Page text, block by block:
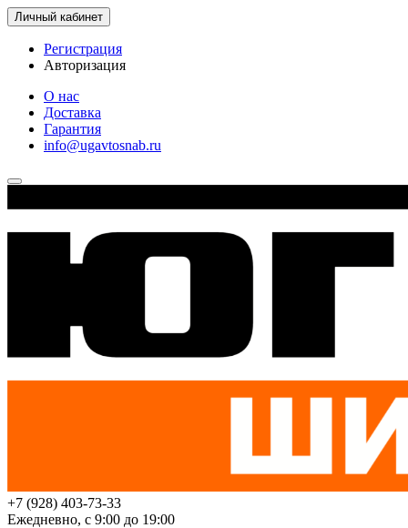
Личный кабинет
Регистрация
Авторизация
О нас
Доставка
Гарантия
info@ugavtosnab.ru
+7 (928) 403-73-33
Ежедневно, с 9:00 до 19:00